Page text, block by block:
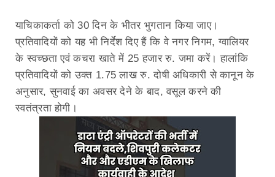
याचिकाकर्ता को 30 दिन के भीतर भुगतान किया जाए।
प्रतिवादियों को यह भी निर्देश दिए हैं कि वे नगर निगम, ग्वालियर
के स्वच्छता एवं कचरा खाते में 25 हजार रु. जमा करें। हालांकि
प्रतिवादियों को उक्त 1.75 लाख रु. दोषी अधिकारी से कानून के
अनुसार, सुनवाई का अवसर देने के बाद, वसूल करने की
स्वतंत्रता होगी।